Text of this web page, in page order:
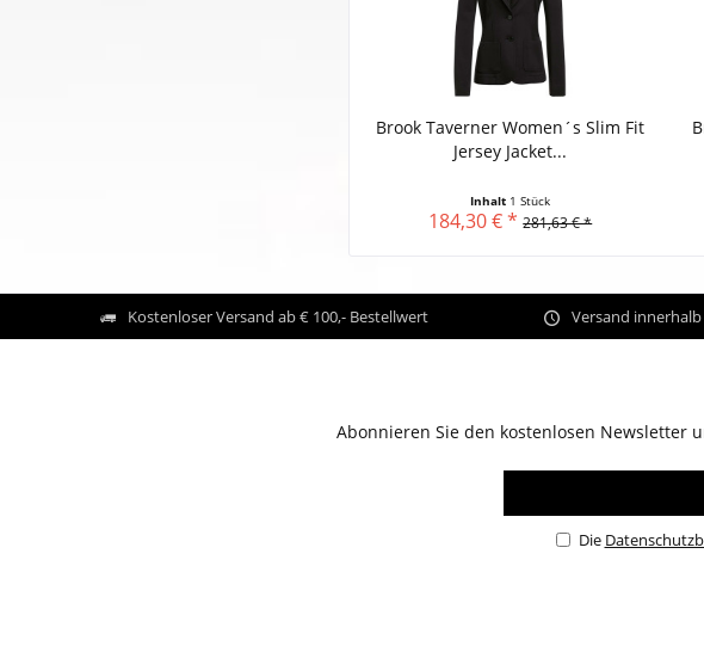
Brook Taverner Women´s Slim Fit
Jersey Jacket...
Inhalt 1 Stück
184,30 € * 281,63 € *
Kostenloser Versand ab € 100,- Bestellwert Versand
Abonnieren Sie den kostenlosen Newsletter
Die